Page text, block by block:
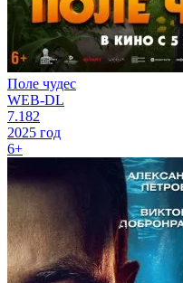
Поле чудес
WEB-DL
7.182
2025 год
6+